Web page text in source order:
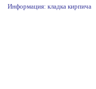
Информация: кладка кирпича